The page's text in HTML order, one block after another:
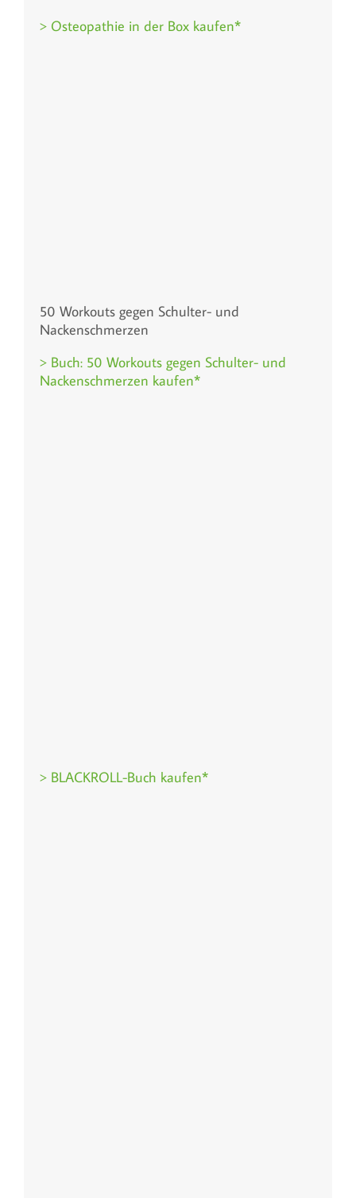
> Osteopathie in der Box kaufen*
50 Workouts gegen Schulter- und
Nackenschmerzen
> Buch: 50 Workouts gegen Schulter- und
Nackenschmerzen kaufen*
> BLACKROLL-Buch kaufen*